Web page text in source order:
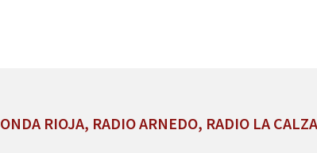
ONDA RIOJA, RADIO ARNEDO, RADIO LA